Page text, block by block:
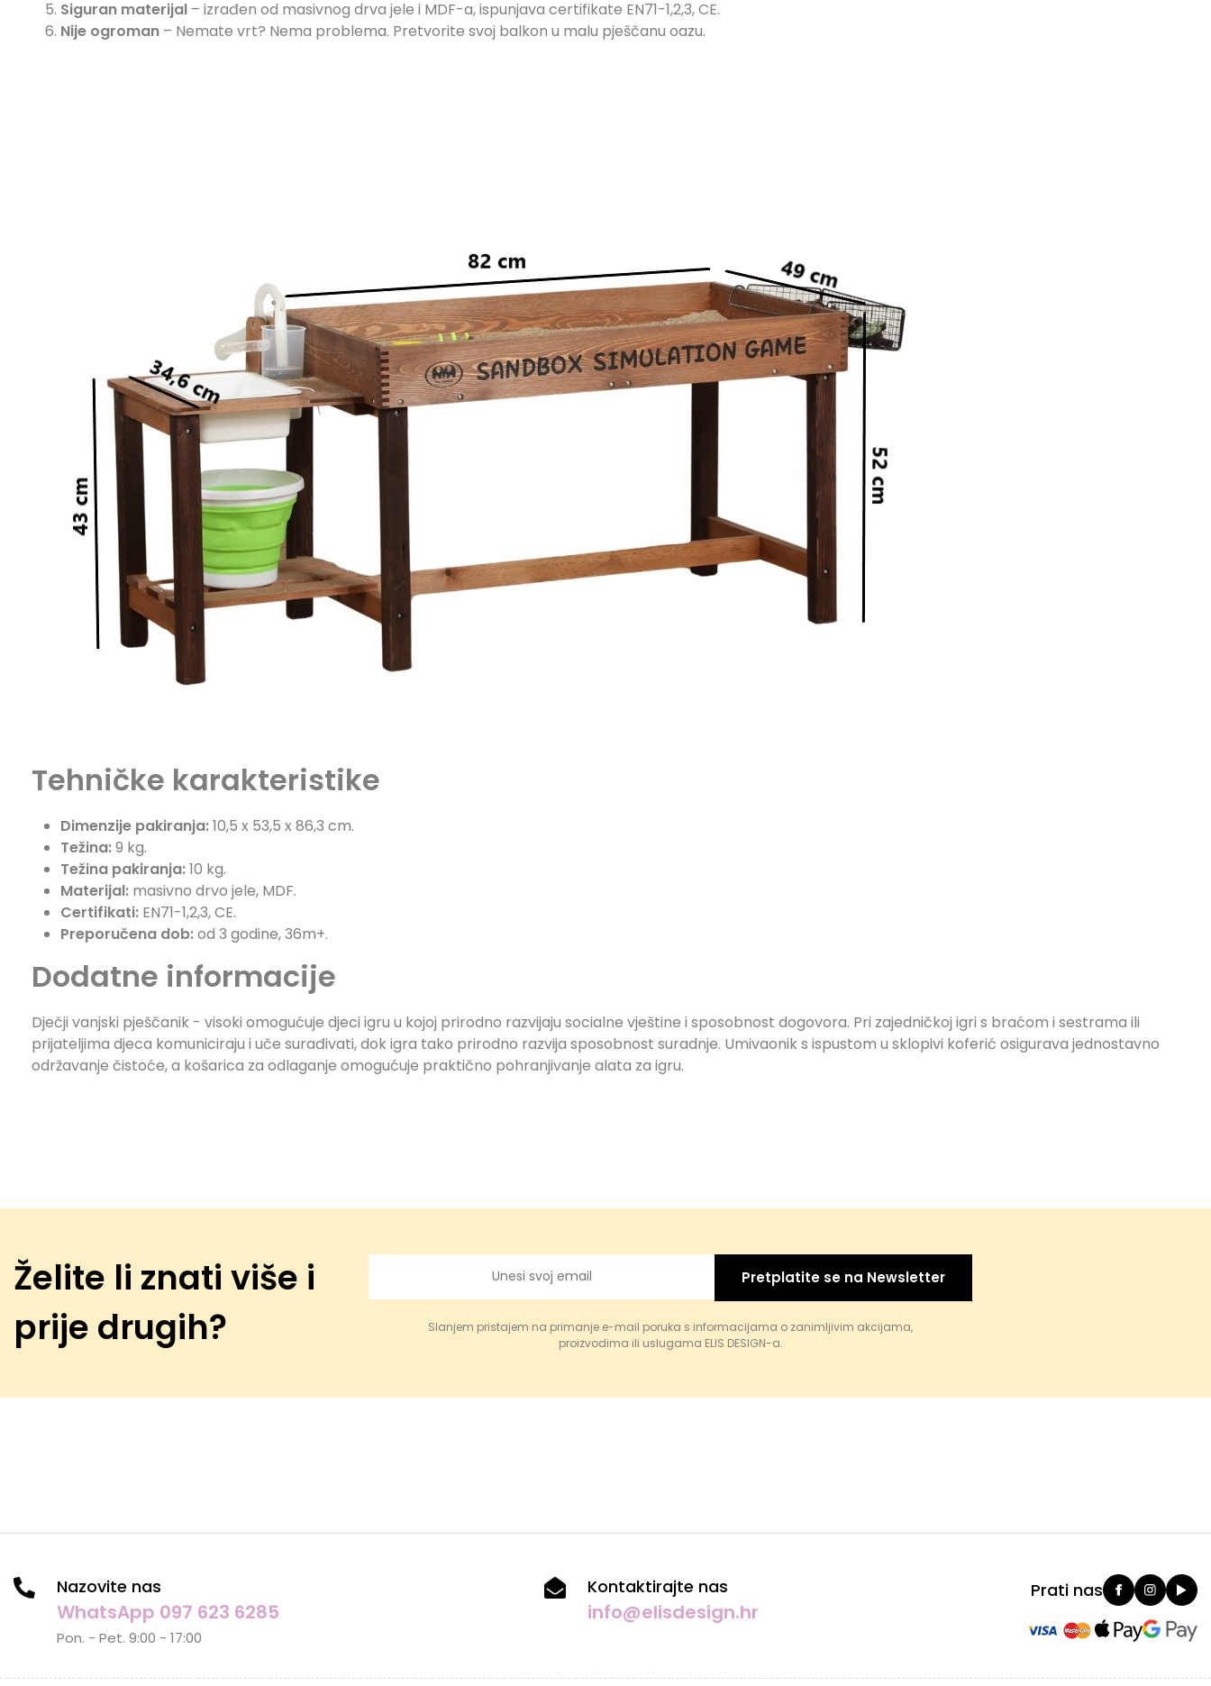
Siguran materijal – izrađen od masivnog drva jele i MDF-a, ispunjava certifikate EN71-1,2,3, CE.
Nije ogroman – Nemate vrt? Nema problema. Pretvorite svoj balkon u malu pješčanu oazu.
Tehničke karakteristike
Dimenzije pakiranja:10,5 x 53,5 x 86,3 cm.
Težina:9 kg.
Težina pakiranja:10 kg.
Materijal: masivno drvo jele, MDF.
Certifikati: EN71-1,2,3, CE.
Preporučena dob:od 3 godine, 36m+.
Dodatne informacije
Dječji vanjski pješčanik - visoki omogućuje djeci igru u kojoj prirodno razvijaju socialne vještine i sposobnost dogovora. Pri zajedničkoj igri s braćom i sestrama ili
prijateljima djeca komuniciraju i uče surađivati, dok igra tako prirodno razvija sposobnost suradnje. Umivaonik s ispustom u sklopivi koferić osigurava jednostavno
održavanje čistoće, a košarica za odlaganje omogućuje praktično pohranjivanje alata za igru.
Želite li znati više i
prije drugih?
Pretplatite se na Newsletter
Slanjem pristajem na primanje e-mail poruka s informacijama o zanimljivim akcijama,
proizvodima ili uslugama ELIS DESIGN-a.
Nazovite nas
WhatsApp 097 623 6285
Pon. - Pet. 9:00 - 17:00
Kontaktirajte nas
info@elisdesign.hr
Prati nas